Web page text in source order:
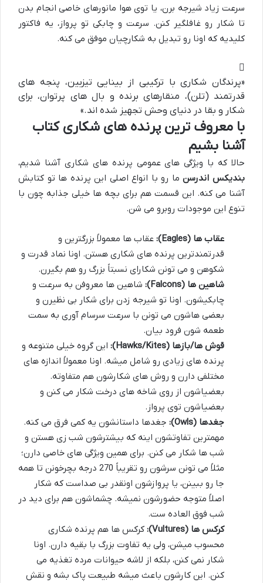
سرعت زیاد شیرجه برن، یا توی هوا مانورهای خاصی انجام بدن
تا شکار رو غافلگیر کنن. سرعت و چابکی تو پرواز، یه فاکتور
کلیدیه که اونا رو تبدیل به شکارچیان موفق می کنه.
«پرندگان شکاری با ترکیبی از بینایی تیزبین، پنجه های
قدرتمند (تلن)، منقارهای برنده و بال های پرتوان، برای
شکار و بقا در دنیای وحش تجهیز شده اند.»
با معروف ترین پرنده های شکاری کتاب
آشنا بشیم
حالا که با ویژگی های عمومی پرنده های شکاری آشنا شدیم،
بندیکس اندرسنما رو با انواع اصلی این پرنده ها تو کتابش
آشنا می کنه. این قسمت هم برای بچه ها خیلی جذابه چون با
تنوع این موجودات روبرو می شن.
عقاب ها (Eagles):
عقاب ها معمولاً بزرگترین و
قدرتمندترین پرنده های شکاری هستن. اونا نماد قدرت و
شکوهن و می تونن شکارای نسبتاً بزرگ رو هم بگیرن.
شاهین ها (Falcons):
شاهین ها معروفن به سرعت و
چابکیشون. اونا تو شیرجه زدن برای شکار بی نظیرن و
بعضی هاشون می تونن با سرعت سرسام آوری به سمت
طعمه شون فرود بیان.
قوش ها/بازها (Hawks/Kites):
این گروه خیلی متنوعه و
پرنده های زیادی رو شامل میشه. اونا معمولاً اندازه های
مختلفی دارن و روش های شکارشون هم متفاوته.
بعضیاشون از روی شاخه های درخت شکار می کنن و
بعضیاشون توی پرواز.
جغدها (Owls):
جغدها داستانشون یه کمی فرق می کنه.
مهمترین تفاوتشون اینه که بیشترشون شب زی هستن و
شب ها شکار می کنن. برای همین ویژگی های خاصی دارن؛
مثلاً می تونن سرشون رو تقریباً 270 درجه بچرخونن تا همه
جا رو ببینن، یا پروازشون اونقدر بی صداست که شکار
اصلاً متوجه حضورشون نمیشه. چشماشون هم برای دید در
شب فوق العاده ست.
کرکس ها (Vultures):
کرکس ها هم پرنده شکاری
محسوب میشن، ولی یه تفاوت بزرگ با بقیه دارن. اونا
شکار نمی کنن، بلکه از لاشه حیوانات مرده تغذیه می
کنن. این کارشون باعث میشه طبیعت پاک بشه و نقش